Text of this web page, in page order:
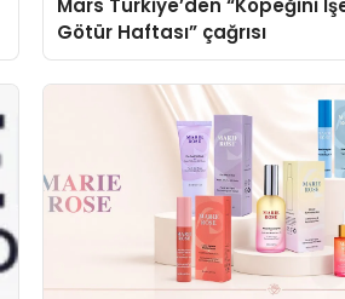
Götür Haftası” çağrısı